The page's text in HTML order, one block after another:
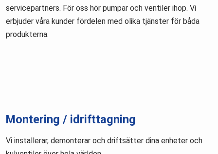
servicepartners. För oss hör pumpar och ventiler ihop. Vi
erbjuder våra kunder fördelen med olika tjänster för båda
produkterna.
Montering / idrifttagning
Vi installerar, demonterar och driftsätter dina enheter och